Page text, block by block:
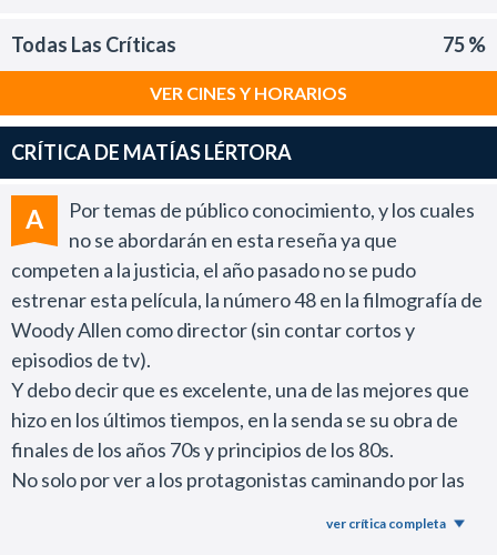
Todas Las Críticas 75 %
VER CINES Y HORARIOS
CRÍTICA DE MATÍAS LÉRTORA
A
Por temas de público conocimiento, y los cuales
no se abordarán en esta reseña ya que
competen a la justicia, el año pasado no se pudo
estrenar esta película, la número 48 en la filmografía de
Woody Allen como director (sin contar cortos y
episodios de tv).
Y debo decir que es excelente, una de las mejores que
hizo en los últimos tiempos, en la senda se su obra de
finales de los años 70s y principios de los 80s.
No solo por ver a los protagonistas caminando por las
ver crítica completa